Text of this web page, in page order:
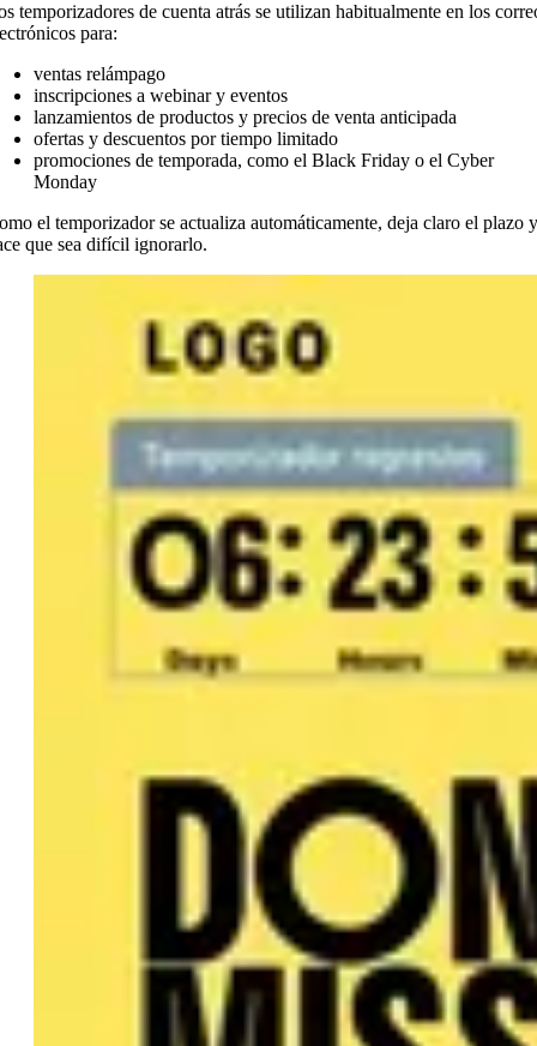
temporizadores de cuenta atrás se utilizan habitualmente en los
para:
ventas relámpago
inscripciones a webinar y eventos
lanzamientos de productos y precios de venta anticipada
ofertas y descuentos por tiempo limitado
promociones de temporada, como el Black Friday o el Cyber
Monday
el temporizador se actualiza automáticamente, deja claro el plazo y
que sea difícil ignorarlo.